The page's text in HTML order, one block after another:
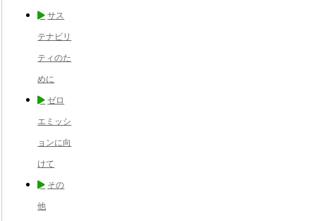
サス
テナビリ
ティのた
めに
ゼロ
エミッシ
ョンに向
けて
その
他